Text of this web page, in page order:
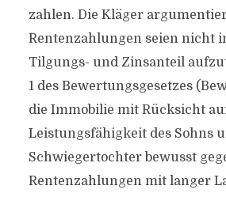
zahlen. Die Kläger
Rentenzahlungen seien nicht
Tilgungs- und Zinsanteil
1 des Bewertungsgesetzes
die Immobilie mit Rücksicht
Leistungsfähigkeit des Sohns
Schwiegertochter bewusst
Rentenzahlungen mit langer